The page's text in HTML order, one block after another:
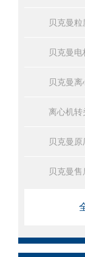
贝克曼
贝克曼电
贝克曼离
离心机转
贝克曼
贝克曼售